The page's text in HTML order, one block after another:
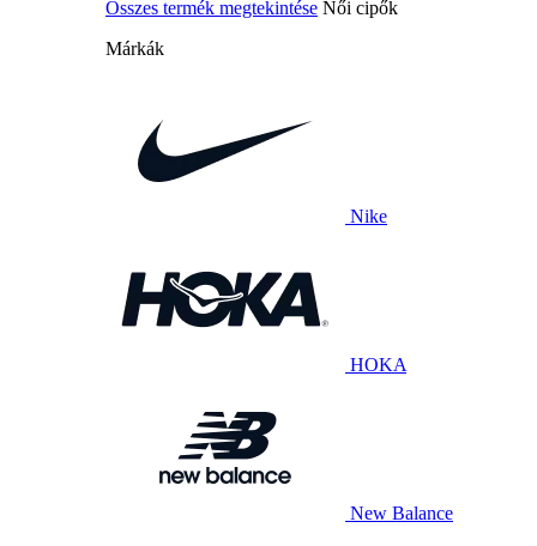
Összes termék megtekintése Női cipők
Márkák
Nike
HOKA
New Balance